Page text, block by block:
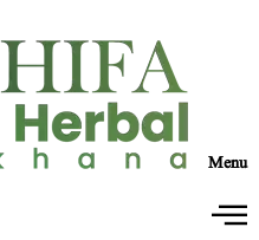
Menu